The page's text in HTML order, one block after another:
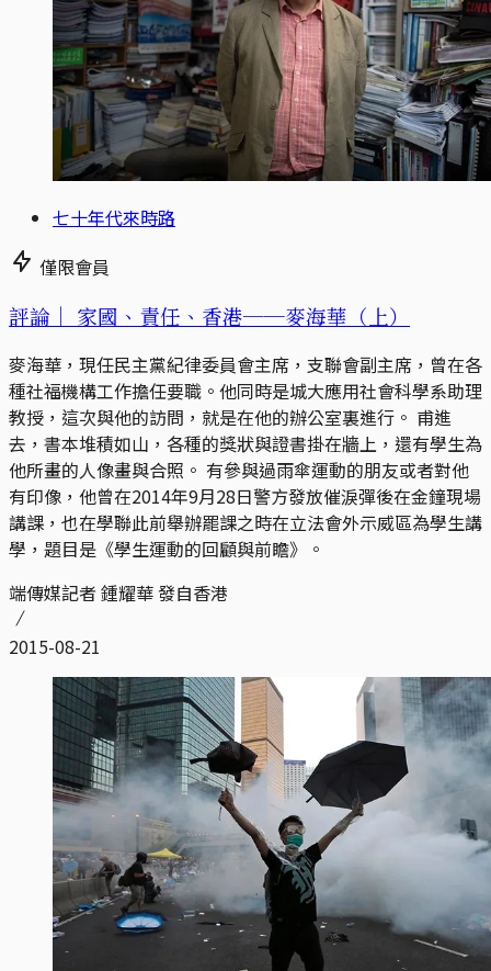
七十年代來時路
僅限會員
評論｜ 家國、責任、香港──麥海華（上）
麥海華，現任民主黨紀律委員會主席，支聯會副主席，曾在各
種社福機構工作擔任要職。他同時是城大應用社會科學系助理
教授，這次與他的訪問，就是在他的辦公室裏進行。 甫進
去，書本堆積如山，各種的獎狀與證書掛在牆上，還有學生為
他所畫的人像畫與合照。 有參與過雨傘運動的朋友或者對他
有印像，他曾在2014年9月28日警方發放催淚彈後在金鐘現場
講課，也在學聯此前舉辦罷課之時在立法會外示威區為學生講
學，題目是《學生運動的回顧與前瞻》。
端傳媒記者 鍾耀華 發自香港
2015-08-21